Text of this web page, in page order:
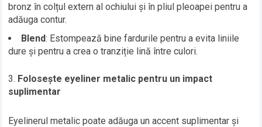
bronz în colțul extern al ochiului și în pliul pleoapei pentru a
adăuga contur.
Blend: Estompează bine fardurile pentru a evita liniile
dure și pentru a crea o tranziție lină între culori.
Folosește eyeliner metalic pentru un impact
suplimentar
Eyelinerul metalic poate adăuga un accent suplimentar și